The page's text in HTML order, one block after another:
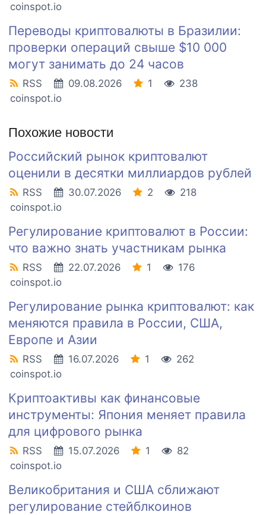
coinspot.io
Переводы криптовалюты в Бразилии:
проверки операций свыше $10 000
могут занимать до 24 часов
RSS 09.08.2026 1
238
coinspot.io
Похожие новости
Российский рынок криптовалют
оценили в десятки миллиардов рублей
RSS 30.07.2026 2
218
coinspot.io
Регулирование криптовалют в России:
что важно знать участникам рынка
RSS 22.07.2026 1
176
coinspot.io
Регулирование рынка криптовалют: как
меняются правила в России, США,
Европе и Азии
RSS 16.07.2026 1
262
coinspot.io
Криптоактивы как финансовые
инструменты: Япония меняет правила
для цифрового рынка
RSS 15.07.2026 1
82
coinspot.io
Великобритания и США сближают
регулирование стейблкоинов